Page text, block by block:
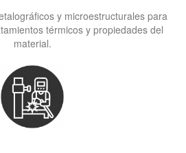
y microestructurales para
térmicos y propiedades del
material.